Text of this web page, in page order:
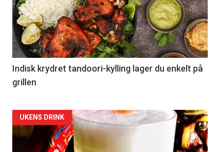
Indisk krydret tandoori-kylling lager du enkelt på
grillen
Forsiden
akkurat
UKENS DRINK